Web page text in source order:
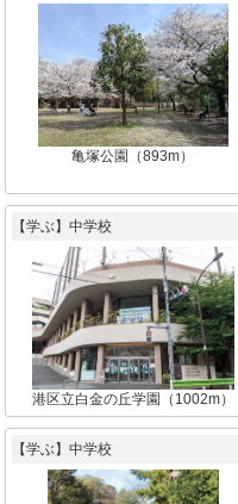
亀塚公園（893m）
【学ぶ】中学校
港区立白金の丘学園（1002m）
【学ぶ】中学校